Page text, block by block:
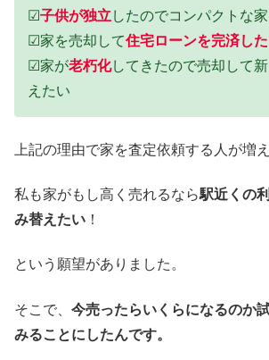
☑子供が独立 したのでコンパクトな
☑家を売却して住宅ローンを完済し
☑家が老朽化してきたので売却して
えたい
上記の理由で家を査定依頼する人が増
私も家がもし高く売れるなら駅近くの
み替えたい ！
という願望がありました。
そこで、 今売ったらいくらになるのか
みることにしたんです。